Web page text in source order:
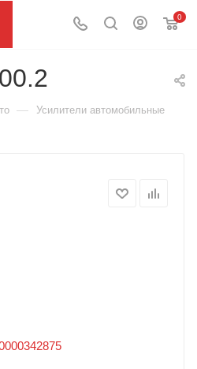
0
— Усилители автомобильные